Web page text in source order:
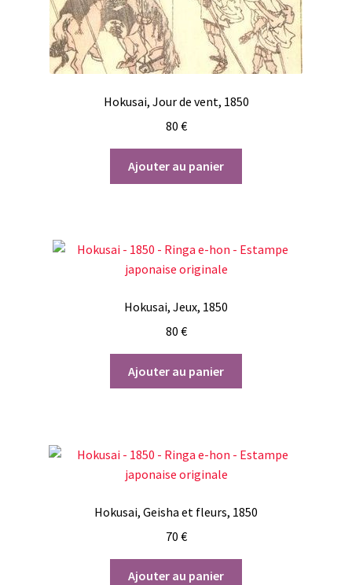
Hokusai, Jour de vent, 1850
80 €
Ajouter au panier
Hokusai, Jeux, 1850
80 €
Ajouter au panier
Hokusai, Geisha et fleurs, 1850
70 €
Ajouter au panier